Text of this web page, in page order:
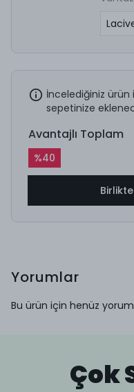
İncelediğiniz
sepetinize
Avantajlı Toplam
%40
Yorumlar
Bu ürün için henüz yorum
Çok